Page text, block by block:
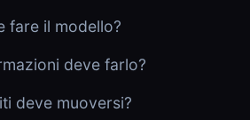
fare il modello?
deve farlo?
deve muoversi?